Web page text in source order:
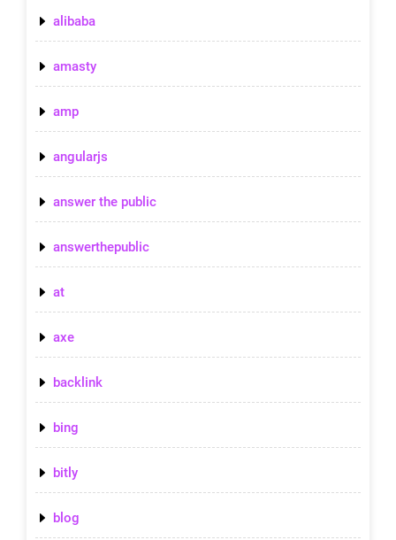
alibaba
amasty
amp
angularjs
answer the public
answerthepublic
at
axe
backlink
bing
bitly
blog